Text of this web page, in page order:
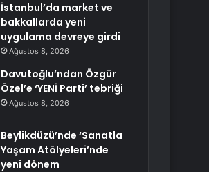
İstanbul’da market ve
bakkallarda yeni
uygulama devreye girdi
Ağustos 8, 2026
Davutoğlu’ndan Özgür
Özel’e ‘YENİ Parti’ tebriği
Ağustos 8, 2026
Beylikdüzü’nde ‘Sanatla
Yaşam Atölyeleri’nde
yeni dönem